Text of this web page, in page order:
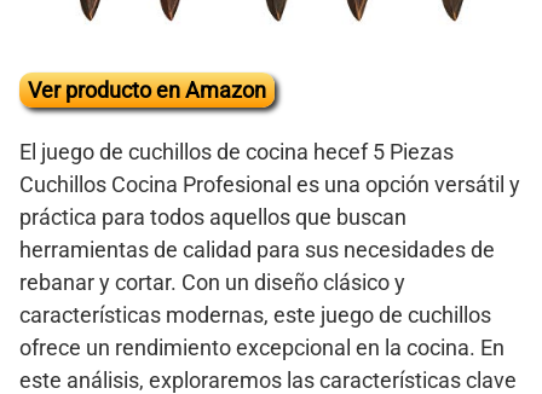
Ver producto en Amazon
El juego de cuchillos de cocina hecef 5 Piezas
Cuchillos Cocina Profesional es una opción versátil y
práctica para todos aquellos que buscan
herramientas de calidad para sus necesidades de
rebanar y cortar. Con un diseño clásico y
características modernas, este juego de cuchillos
ofrece un rendimiento excepcional en la cocina. En
este análisis, exploraremos las características clave